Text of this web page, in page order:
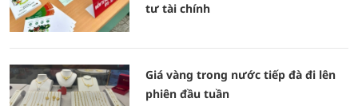
tư tài chính
Giá vàng trong nước tiếp đà đi lên
phiên đầu tuần